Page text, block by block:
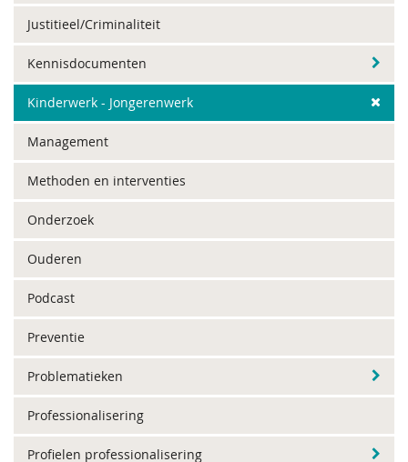
Justitieel/Criminaliteit
Kennisdocumenten
Kinderwerk - Jongerenwerk
Management
Methoden en interventies
Onderzoek
Ouderen
Podcast
Preventie
Problematieken
Professionalisering
Profielen professionalisering